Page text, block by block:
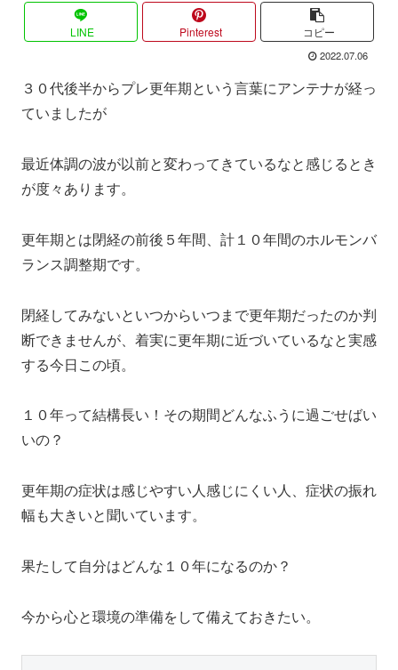
LINE Pinterest コピー
2022.07.06
３０代後半からプレ更年期という言葉にアンテナが経っ
ていましたが
最近体調の波が以前と変わってきているなと感じるとき
が度々あります。
更年期とは閉経の前後５年間、計１０年間のホルモンバ
ランス調整期です。
閉経してみないといつからいつまで更年期だったのか判
断できませんが、着実に更年期に近づいているなと実感
する今日この頃。
１０年って結構長い！その期間どんなふうに過ごせばい
いの？
更年期の症状は感じやすい人感じにくい人、症状の振れ
幅も大きいと聞いています。
果たして自分はどんな１０年になるのか？
今から心と環境の準備をして備えておきたい。